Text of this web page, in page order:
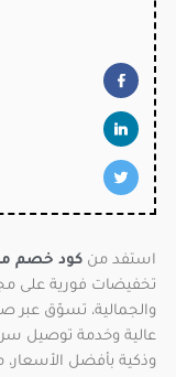
استفد من كود خصم
تخفيضات فورية على
والجمالية، تسوّق عبر
عالية وخدمة توصيل
وذكية بأفضل